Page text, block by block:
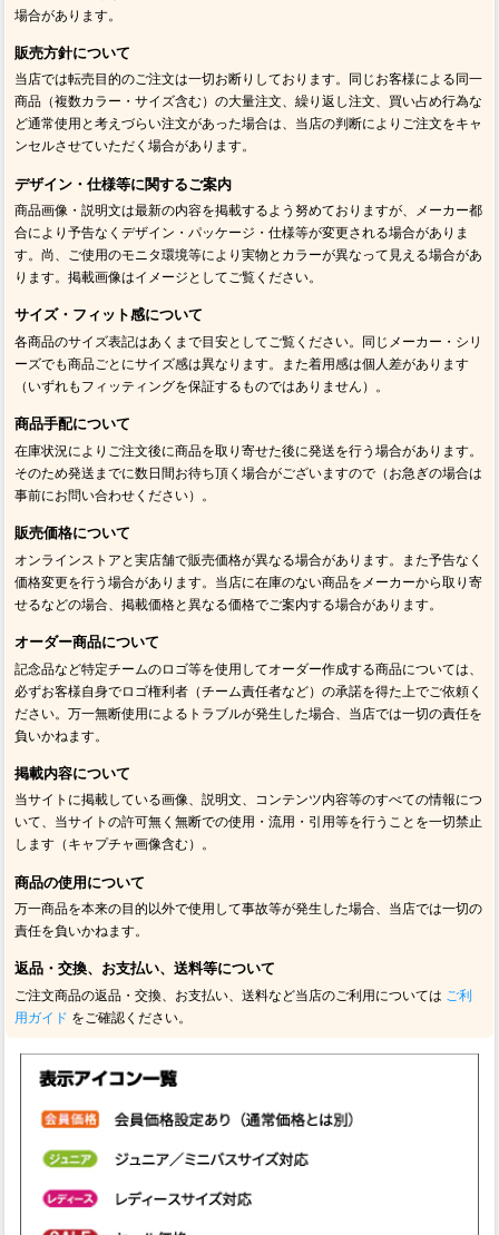
場合があります。
販売方針について
当店では転売目的のご注文は一切お断りしております。同じお客様による同一
商品（複数カラー・サイズ含む）の大量注文、繰り返し注文、買い占め行為な
ど通常使用と考えづらい注文があった場合は、当店の判断によりご注文をキャ
ンセルさせていただく場合があります。
デザイン・仕様等に関するご案内
商品画像・説明文は最新の内容を掲載するよう努めておりますが、メーカー都
合により予告なくデザイン・パッケージ・仕様等が変更される場合がありま
す。尚、ご使用のモニタ環境等により実物とカラーが異なって見える場合があ
ります。掲載画像はイメージとしてご覧ください。
サイズ・フィット感について
各商品のサイズ表記はあくまで目安としてご覧ください。同じメーカー・シリ
ーズでも商品ごとにサイズ感は異なります。また着用感は個人差があります
（いずれもフィッティングを保証するものではありません）。
商品手配について
在庫状況によりご注文後に商品を取り寄せた後に発送を行う場合があります。
そのため発送までに数日間お待ち頂く場合がございますので（お急ぎの場合は
事前にお問い合わせください）。
販売価格について
オンラインストアと実店舗で販売価格が異なる場合があります。また予告なく
価格変更を行う場合があります。当店に在庫のない商品をメーカーから取り寄
せるなどの場合、掲載価格と異なる価格でご案内する場合があります。
オーダー商品について
記念品など特定チームのロゴ等を使用してオーダー作成する商品については、
必ずお客様自身でロゴ権利者（チーム責任者など）の承諾を得た上でご依頼く
ださい。万一無断使用によるトラブルが発生した場合、当店では一切の責任を
負いかねます。
掲載内容について
当サイトに掲載している画像、説明文、コンテンツ内容等のすべての情報につ
いて、当サイトの許可無く無断での使用・流用・引用等を行うことを一切禁止
します（キャプチャ画像含む）。
商品の使用について
万一商品を本来の目的以外で使用して事故等が発生した場合、当店では一切の
責任を負いかねます。
返品・交換、お支払い、送料等について
ご注文商品の返品・交換、お支払い、送料など当店のご利用については ご利
用ガイド をご確認ください。